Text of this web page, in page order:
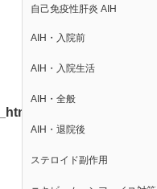
wp-
自己免疫性肝炎 AIH
AIH・入院前
AIH・入院生活
AIH・全般
AIH・退院後
ステロイド副作用